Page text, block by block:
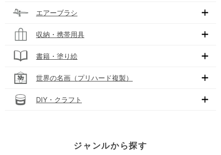
エアーブラシ
収納・携帯用具
書籍・塗り絵
世界の名画（プリハード複製）
DIY・クラフト
ジャンルから探す